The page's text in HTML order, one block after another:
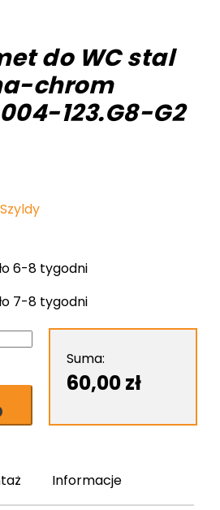
do WC stal
chrom
123.G8-G2
Szyldy
6-8 tygodni
7-8 tygodni
Suma:
60,00zł
Informacje